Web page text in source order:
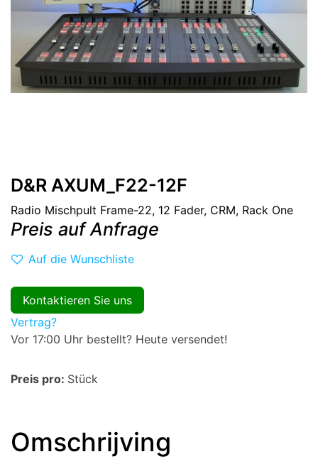
D&R AXUM_F22-12F
Radio Mischpult Frame-22, 12 Fader, CRM, Rack One
Preis auf Anfrage
Auf die Wunschliste
Kontaktieren Sie uns
Vertrag?
Vor 17:00 Uhr bestellt? Heute versendet!
Preis pro: Stück
Omschrijving